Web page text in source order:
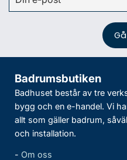
Badrumsbutiken
Badhuset består av tre
bygg och en e-handel. Vi
allt som gäller badrum,
och installation.
- Om oss